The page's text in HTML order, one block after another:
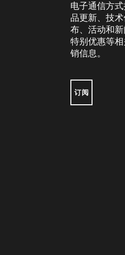
电子通信方
品更新、技
布、活动和新
特别优惠等
销信息。
订阅